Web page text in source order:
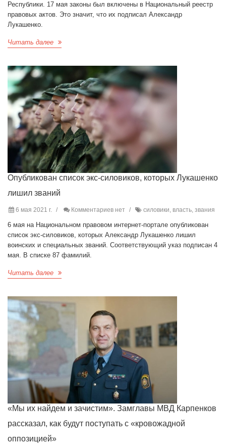
Республики. 17 мая законы был включены в Национальный реестр
правовых актов. Это значит, что их подписал Александр
Лукашенко.
Читать далее
Опубликован список экс-силовиков, которых Лукашенко
лишил званий
6 мая 2021 г. Комментариев нет силовики, власть, звания
6 мая на Национальном правовом интернет-портале опубликован
список экс-силовиков, которых Александр Лукашенко лишил
воинских и специальных званий. Соответствующий указ подписан 4
мая. В списке 87 фамилий.
Читать далее
«Мы их найдем и зачистим». Замглавы МВД Карпенков
рассказал, как будут поступать с «кровожадной
оппозицией»